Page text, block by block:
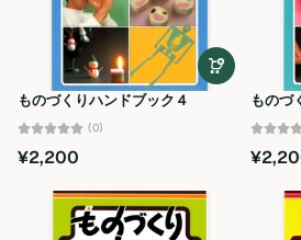
ものづくりハンドブック４
(0)
¥2,200
ものづ